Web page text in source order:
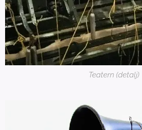
Teatern (detalj)